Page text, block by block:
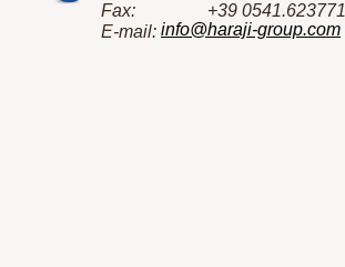
Fax:
+39 0541.623771
E-mail: info@haraji-group.com